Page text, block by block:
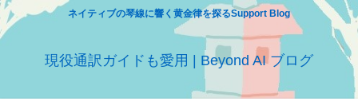
ネイティブの琴線に響く黄金律を探るSupport Blog
現役通訳ガイドも愛用 | Beyond AI ブログ